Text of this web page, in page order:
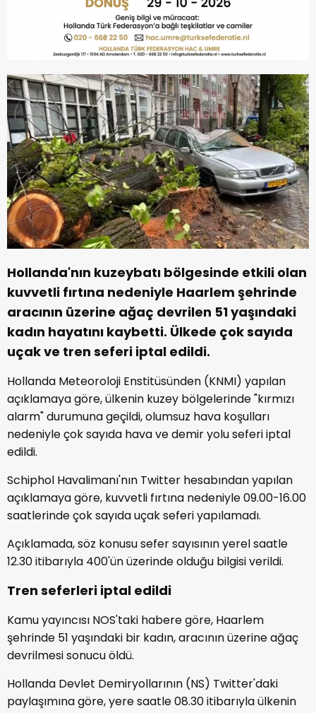
Hollanda'nın kuzeybatı bölgesinde etkili olan
kuvvetli fırtına nedeniyle Haarlem şehrinde
aracının üzerine ağaç devrilen 51 yaşındaki
kadın hayatını kaybetti. Ülkede çok sayıda
uçak ve tren seferi iptal edildi.
Hollanda Meteoroloji Enstitüsünden (KNMI) yapılan
açıklamaya göre, ülkenin kuzey bölgelerinde "kırmızı
alarm" durumuna geçildi, olumsuz hava koşulları
nedeniyle çok sayıda hava ve demir yolu seferi iptal
edildi.
Schiphol Havalimanı'nın Twitter hesabından yapılan
açıklamaya göre, kuvvetli fırtına nedeniyle 09.00-16.00
saatlerinde çok sayıda uçak seferi yapılamadı.
Açıklamada, söz konusu sefer sayısının yerel saatle
12.30 itibarıyla 400'ün üzerinde olduğu bilgisi verildi.
Tren seferleri iptal edildi
Kamu yayıncısı NOS'taki habere göre, Haarlem
şehrinde 51 yaşındaki bir kadın, aracının üzerine ağaç
devrilmesi sonucu öldü.
Hollanda Devlet Demiryollarının (NS) Twitter'daki
paylaşımına göre, yere saatle 08.30 itibarıyla ülkenin